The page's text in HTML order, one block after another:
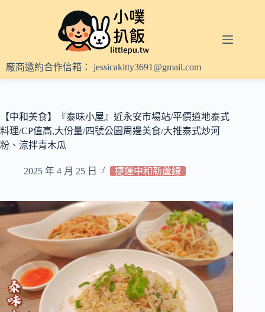
內
容
廠商邀約合作信箱： jessicakitty3691@gmail.com
【中和美食】『泰味小屋』近永安市場站/平價道地泰式
料理/CP值高,大份量/四號公園周邊美食/大推泰式炒河
粉、涼拌青木瓜
2025 年 4 月 25 日 捷運中和新蘆線